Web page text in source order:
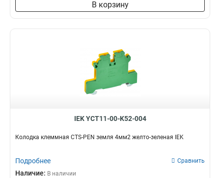
В корзину
IEK YCT11-00-K52-004
Колодка клеммная CTS-PEN земля 4мм2 желто-зеленая IEK
Подробнее Сравнить
Наличие: В наличии